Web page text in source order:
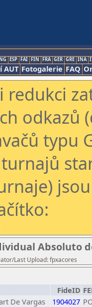
ESP FAI FIN FRA GER GRE INA
AUT Fotogalerie FAQ
redukci
odkazů
typu
Absoluto
Last Upload: fpxacores
FideID
De Vargas 1904027